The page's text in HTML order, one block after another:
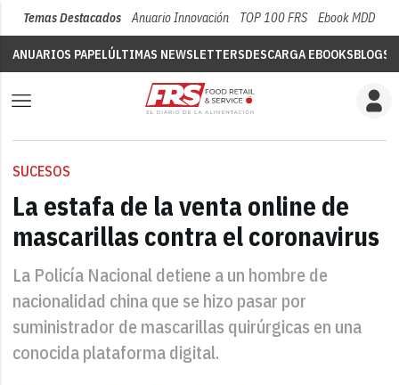
Temas Destacados Anuario Innovación TOP 100 FRS Ebook MDD
ANUARIOS PAPELÚLTIMAS NEWSLETTERSDESCARGA EBOOKSBLOGS
SUCESOS
La estafa de la venta online de
mascarillas contra el coronavirus
La Policía Nacional detiene a un hombre de
nacionalidad china que se hizo pasar por
suministrador de mascarillas quirúrgicas en una
conocida plataforma digital.